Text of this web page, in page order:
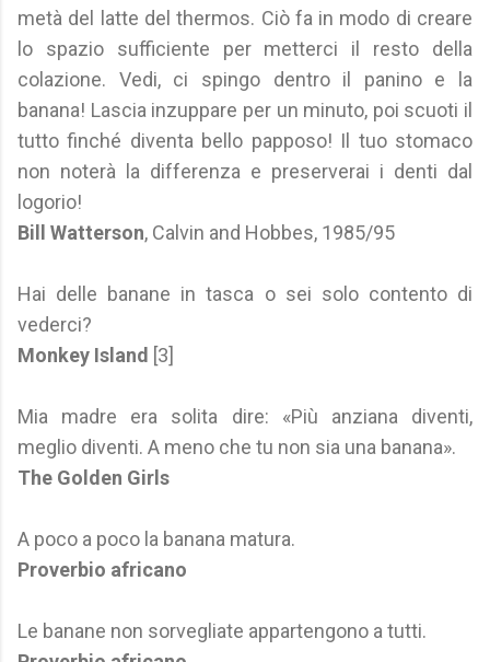
metà del latte del thermos. Ciò fa in modo di creare
lo spazio sufficiente per metterci il resto della
colazione. Vedi, ci spingo dentro il panino e la
banana! Lascia inzuppare per un minuto, poi scuoti il
tutto finché diventa bello papposo! Il tuo stomaco
non noterà la differenza e preserverai i denti dal
logorio!
Bill Watterson, Calvin and Hobbes, 1985/95
Hai delle banane in tasca o sei solo contento di
vederci?
Monkey Island [3]
Mia madre era solita dire: «Più anziana diventi,
meglio diventi. A meno che tu non sia una banana».
The Golden Girls
A poco a poco la banana matura.
Proverbio africano
Le banane non sorvegliate appartengono a tutti.